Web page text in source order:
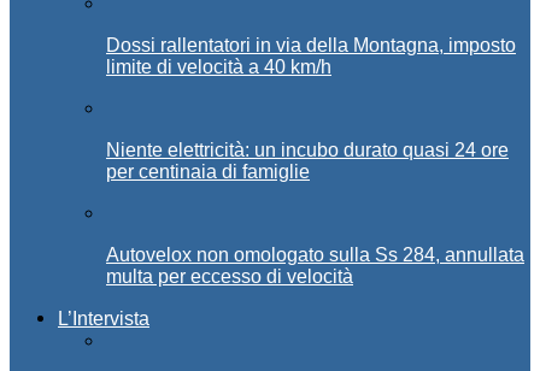
Dossi rallentatori in via della Montagna, imposto
limite di velocità a 40 km/h
Niente elettricità: un incubo durato quasi 24 ore
per centinaia di famiglie
Autovelox non omologato sulla Ss 284, annullata
multa per eccesso di velocità
L’Intervista